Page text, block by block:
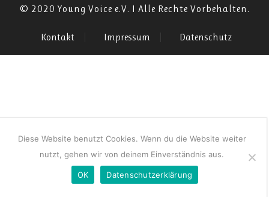
© 2020 Young Voice e.V. I Alle Rechte Vorbehalten.
Kontakt Impressum Datenschutz
Diese Website benutzt Cookies. Wenn du die Website weiter
nutzt, gehen wir von deinem Einverständnis aus.
OK Datenschutzerklärung